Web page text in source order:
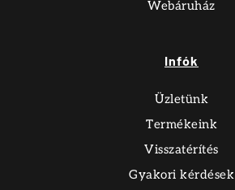
Webáruház
Infók
Üzletünk
Termékeink
Visszatérítés
Gyakori kérdések